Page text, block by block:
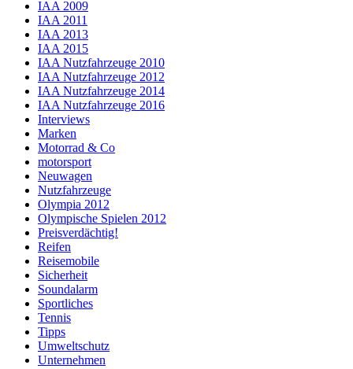
IAA 2009
IAA 2011
IAA 2013
IAA 2015
IAA Nutzfahrzeuge 2010
IAA Nutzfahrzeuge 2012
IAA Nutzfahrzeuge 2014
IAA Nutzfahrzeuge 2016
Interviews
Marken
Motorrad & Co
motorsport
Neuwagen
Nutzfahrzeuge
Olympia 2012
Olympische Spielen 2012
Preisverdächtig!
Reifen
Reisemobile
Sicherheit
Soundalarm
Sportliches
Tennis
Tipps
Umweltschutz
Unternehmen